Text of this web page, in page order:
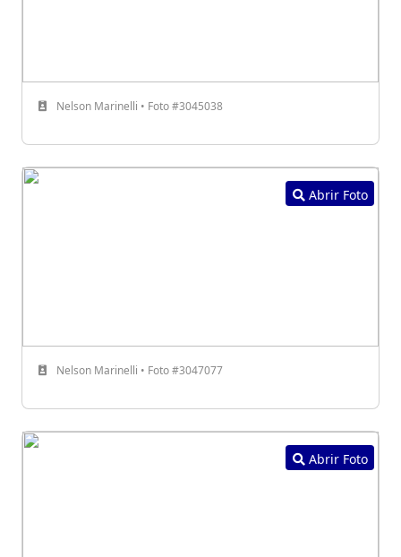
Nelson Marinelli • Foto #3045038
Abrir Foto
Nelson Marinelli • Foto #3047077
Abrir Foto